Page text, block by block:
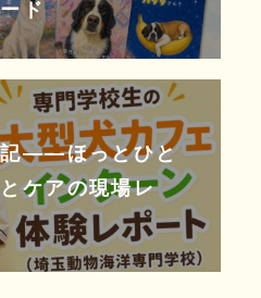
ド
記――ほっとひと
ケアの現場レ